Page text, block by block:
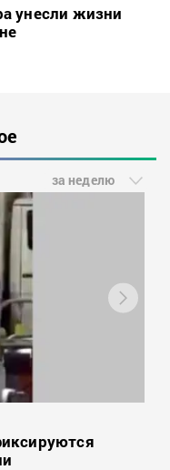
унесли жизни
за неделю